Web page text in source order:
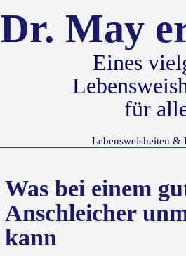
Dr. May
Eines
für
Lebensweisheiten &
Was bei einem
Anschleicher
kann